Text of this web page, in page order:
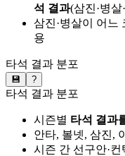
석 결과(삼진·병
삼진·병살이 어느
용
타석 결과 분포
💾 ?
타석 결과 분포
시즌별 타석 결과
안타, 볼넷, 삼진,
시즌 간 선구안·